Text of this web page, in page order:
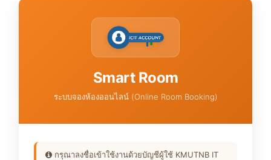
Smart Room
ระบบจองห้องออนไลน์ (Online Room Booking)
กรุณาลงชื่อเข้าใช้งานด้วยบัญชีผู้ใช้ KMUTNB IT